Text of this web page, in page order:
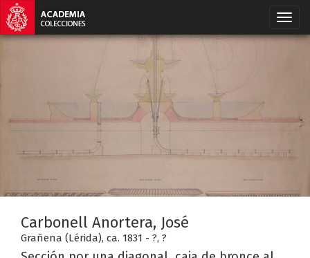
Carbonell Anortera, José
Grañena (Lérida), ca. 1831 - ?, ?